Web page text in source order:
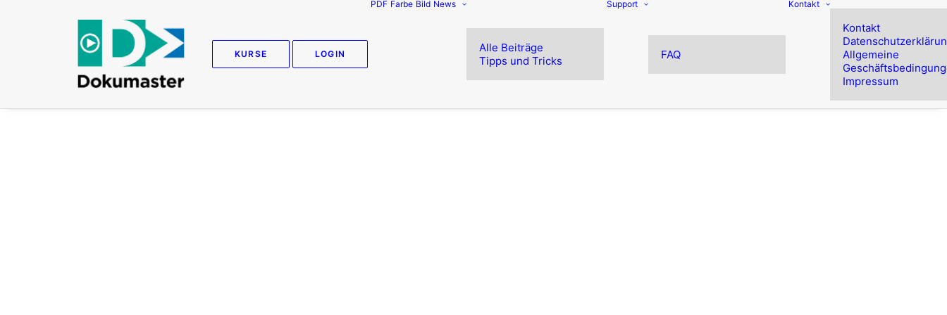
KURSE LOGIN
PDF Farbe Bild News
Alle Beiträge
Tipps und Tricks
Support
FAQ
Kontakt
Kontakt
Allgemeine
Impressum